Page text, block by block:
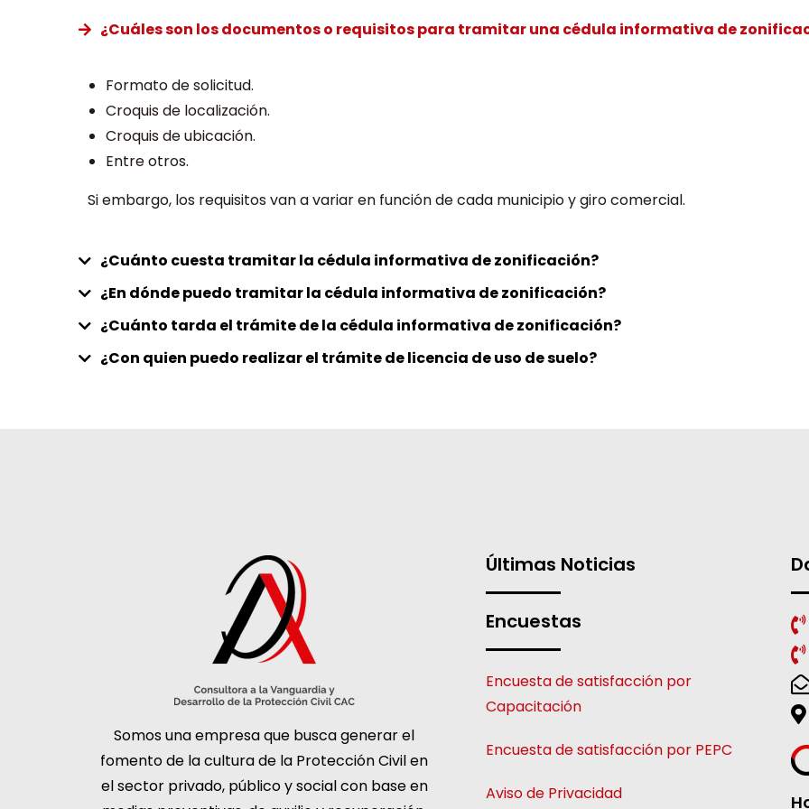
¿Cuáles son los documentos o requisitos para tramitar una cédula informativa de
Formato de solicitud.
Croquis de localización.
Croquis de ubicación.
Entre otros.
Si embargo, los requisitos van a variar en función de cada municipio y giro comercial.
¿Cuánto cuesta tramitar la cédula informativa de zonificación?
¿En dónde puedo tramitar la cédula informativa de zonificación?
¿Cuánto tarda el trámite de la cédula informativa de zonificación?
¿Con quien puedo realizar el trámite de licencia de uso de suelo?
Somos una empresa que busca generar el
fomento de la cultura de la Protección Civil en
el sector privado, público y social con base en
Últimas Noticias
Encuestas
Encuesta de satisfacción por
Capacitación
Encuesta de satisfacción por PEPC
Aviso de Privacidad